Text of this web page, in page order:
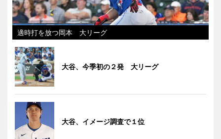
適時打を放つ岡本 大リーグ
大谷、今季初の２発 大リーグ
大谷、イメージ調査で１位